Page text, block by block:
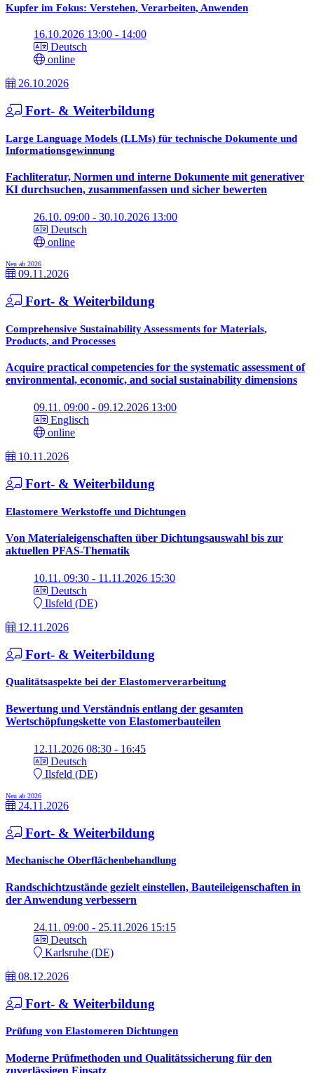
Kupfer im Fokus: Verstehen, Verarbeiten, Anwenden
16.10.2026 13:00 - 14:00
Deutsch
online
26.10.2026
Fort- & Weiterbildung
Large Language Models (LLMs) für technische Dokumente und
Informationsgewinnung
Fachliteratur, Normen und interne Dokumente mit generativer
KI durchsuchen, zusammenfassen und sicher bewerten
26.10. 09:00 - 30.10.2026 13:00
Deutsch
online
Neu ab 2026
09.11.2026
Fort- & Weiterbildung
Comprehensive Sustainability Assessments for Materials,
Products, and Processes
Acquire practical competencies for the systematic assessment of
environmental, economic, and social sustainability dimensions
09.11. 09:00 - 09.12.2026 13:00
Englisch
online
10.11.2026
Fort- & Weiterbildung
Elastomere Werkstoffe und Dichtungen
Von Materialeigenschaften über Dichtungsauswahl bis zur
aktuellen PFAS-Thematik
10.11. 09:30 - 11.11.2026 15:30
Deutsch
Ilsfeld (DE)
12.11.2026
Fort- & Weiterbildung
Qualitätsaspekte bei der Elastomerverarbeitung
Bewertung und Verständnis entlang der gesamten
Wertschöpfungskette von Elastomerbauteilen
12.11.2026 08:30 - 16:45
Deutsch
Ilsfeld (DE)
Neu ab 2026
24.11.2026
Fort- & Weiterbildung
Mechanische Oberflächenbehandlung
Randschichtzustände gezielt einstellen, Bauteileigenschaften in
der Anwendung verbessern
24.11. 09:00 - 25.11.2026 15:15
Deutsch
Karlsruhe (DE)
08.12.2026
Fort- & Weiterbildung
Prüfung von Elastomeren Dichtungen
Moderne Prüfmethoden und Qualitätssicherung für den
zuverlässigen Einsatz